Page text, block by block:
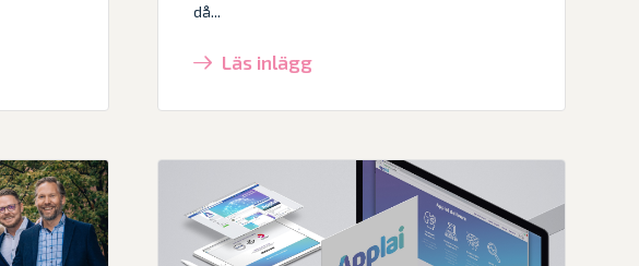
då...
Läs inlägg